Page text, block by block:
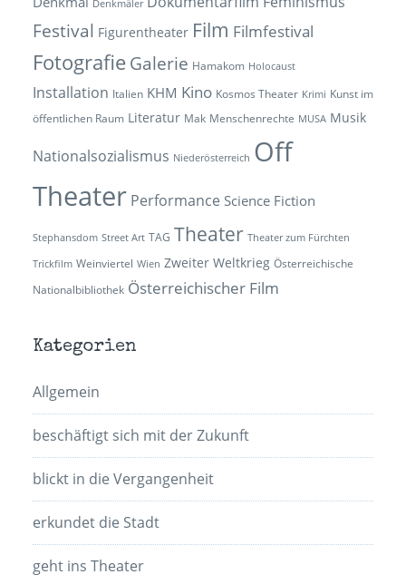
Denkmäler
Festival Figurentheater Film Filmfestival
Fotografie Galerie Hamakom Holocaust
Installation Italien KHM Kino Kosmos Theater Krimi Kunst im
öffentlichen Raum Literatur Mak Menschenrechte MUSA Musik
Nationalsozialismus Niederösterreich Off
Theater Performance Science Fiction
Stephansdom Street Art TAG Theater Theater zum Fürchten
Trickfilm Weinviertel Wien Zweiter Weltkrieg Österreichische
Nationalbibliothek Österreichischer Film
Kategorien
Allgemein
beschäftigt sich mit der Zukunft
blickt in die Vergangenheit
erkundet die Stadt
geht ins Theater